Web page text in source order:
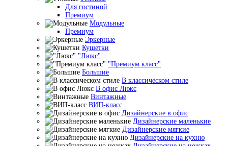
Для гостиной
Премиум
Модульные
Премиум
Эркерные
Кушетки
"Люкс"
"Премиум класс"
Большие
В классическом стиле
В офис Люкс
Винтажные
ВИП-класс
Дизайнерские в офис
Дизайнерские маленькие
Дизайнерские мягкие
Дизайнерские на кухню